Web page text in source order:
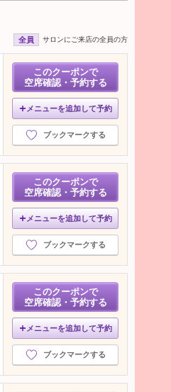
全員 サロンにご来店の全員の方
このクーポンで
空席確認・予約する
メニューを追加して予約
ブックマークする
このクーポンで
空席確認・予約する
メニューを追加して予約
ブックマークする
このクーポンで
空席確認・予約する
メニューを追加して予約
ブックマークする